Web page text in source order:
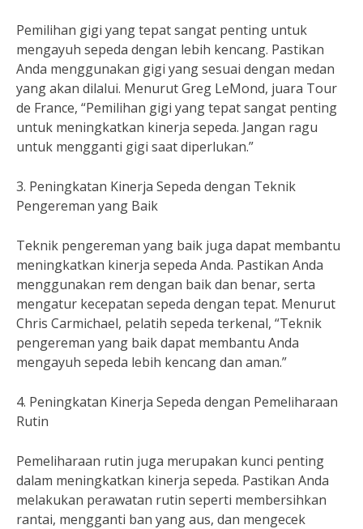
Pemilihan gigi yang tepat sangat penting untuk
mengayuh sepeda dengan lebih kencang. Pastikan
Anda menggunakan gigi yang sesuai dengan medan
yang akan dilalui. Menurut Greg LeMond, juara Tour
de France, “Pemilihan gigi yang tepat sangat penting
untuk meningkatkan kinerja sepeda. Jangan ragu
untuk mengganti gigi saat diperlukan.”
3. Peningkatan Kinerja Sepeda dengan Teknik
Pengereman yang Baik
Teknik pengereman yang baik juga dapat membantu
meningkatkan kinerja sepeda Anda. Pastikan Anda
menggunakan rem dengan baik dan benar, serta
mengatur kecepatan sepeda dengan tepat. Menurut
Chris Carmichael, pelatih sepeda terkenal, “Teknik
pengereman yang baik dapat membantu Anda
mengayuh sepeda lebih kencang dan aman.”
4. Peningkatan Kinerja Sepeda dengan Pemeliharaan
Rutin
Pemeliharaan rutin juga merupakan kunci penting
dalam meningkatkan kinerja sepeda. Pastikan Anda
melakukan perawatan rutin seperti membersihkan
rantai, mengganti ban yang aus, dan mengecek